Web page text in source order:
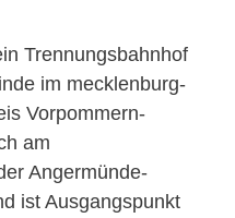
Trennungsbahnhof
im mecklenburg-
Vorpommern-
am
Angermünde-
ist Ausgangspunkt